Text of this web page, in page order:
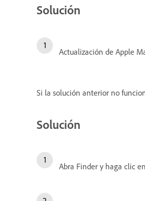
Solución
Actualización de Apple
Si la solución anterior no
Solución
Abra Finder y haga clic